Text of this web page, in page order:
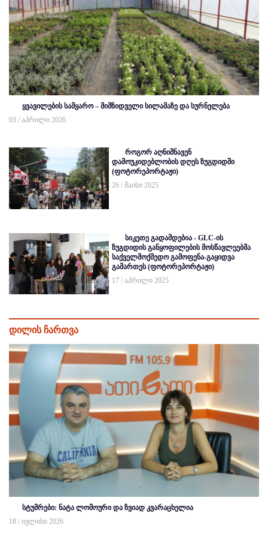
ყვავილების სამყარო – მიმზიდველი სილამაზე და სურნელება
03 / აპრილი 2026
როგორ აღნიშნავენ
დამოუკიდებლობის დღეს ზუგდიდში
(ფოტორეპორტაჟი)
26 / მაისი 2025
სიკეთე გადამდებია - GLC-ის
ზუგდიდის განყოფილების მოსწავლეებმა
საქველმოქმედო გამოფენა-გაყიდვა
გამართეს (ფოტორეპორტაჟი)
17 / აპრილი 2025
დილის ჩართვა
სტუმრები: ნატა ლომოური და ზვიად კვარაცხელია
18 / ივლისი 2026